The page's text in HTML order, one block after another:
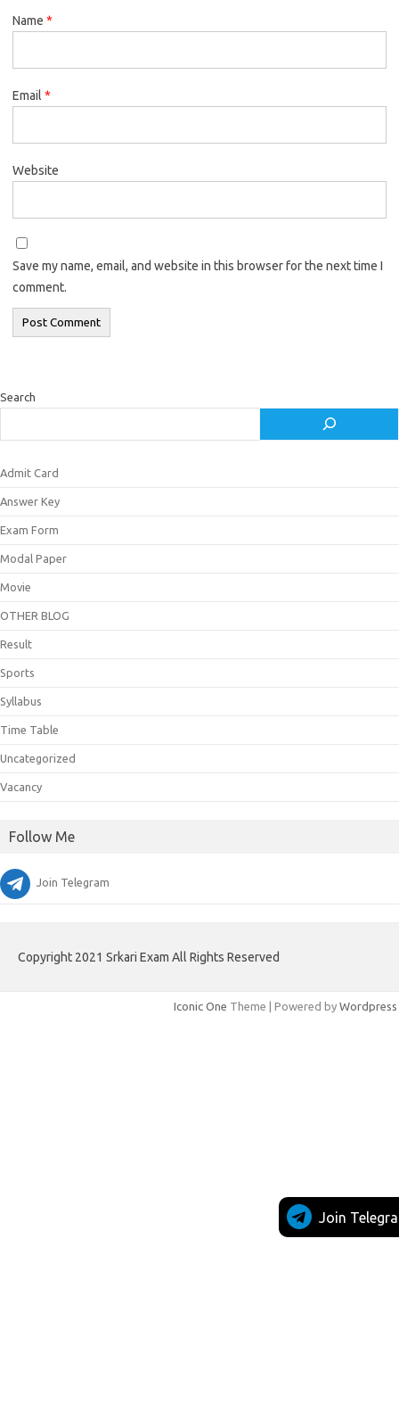
Name *
Email *
Website
Save my name, email, and website in this browser for the next time I
comment.
Search
Admit Card
Answer Key
Exam Form
Modal Paper
Movie
OTHER BLOG
Result
Sports
Syllabus
Time Table
Uncategorized
Vacancy
Follow Me
Join Telegram
Join
Copyright 2021 Srkari Exam All Rights Reserved
Iconic One Theme | Powered by Wordpress